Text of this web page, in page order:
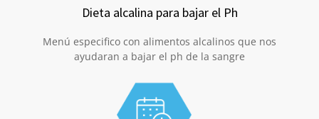
Dieta alcalina para bajar el Ph
Menú especifico con alimentos alcalinos que nos
ayudaran a bajar el ph de la sangre